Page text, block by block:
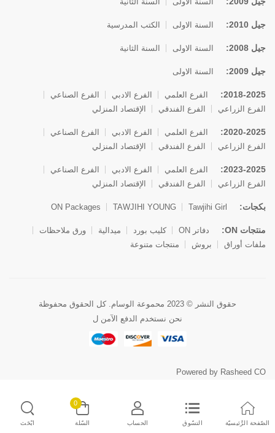
جيل 2010: السنة الاولى الكتب المدرسية
جيل 2008: السنة الاولى السنة الثانية
جيل 2009: السنة الاولى
2018-2025: الفرع العلمي الفرع الادبي
الفرع الصناعي
الفرع الزراعي
الفرع الفندقي الإقتصاد المنزلي
2020-2025: الفرع العلمي الفرع الادبي
الفرع الصناعي
الفرع الزراعي
الفرع الفندقي الإقتصاد المنزلي
2023-2025: الفرع العلمي الفرع الادبي
الفرع الصناعي
الفرع الزراعي
الفرع الفندقي الإقتصاد المنزلي
بكجات: Tawjihi Girl
TAWJIHI YOUNG
ON Packages
منتجات ON: دفاتر ON كليب بورد ميدالية
ورق ملاحظات
ملفات أوراق
بروش منتجات متنوعة
حقوق النشر © 2023 محموعة الوسام. كل الحقوق محفوظة
نحن نستخدم الدفع الآمن ل
Powered by Rasheed CO
الصّفحة الرَّئيسيّة التسّوق الحساب
0
السّلة ابْحَث